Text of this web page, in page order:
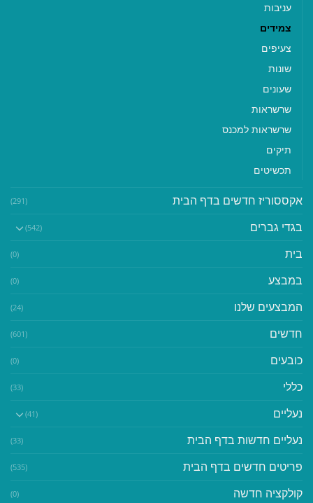
עניבות
צמידים
צעיפים
שונות
שעונים
שרשראות
שרשראות למכנס
תיקים
תכשיטים
אקססוריז חדשים בדף הבית (291)
בגדי גברים (542)
בית (0)
במבצע (0)
המבצעים שלנו (24)
חדשים (601)
כובעים (0)
כללי (33)
נעליים (41)
נעליים חדשות בדף הבית (33)
פריטים חדשים בדף הבית (535)
קולקציה חדשה (0)